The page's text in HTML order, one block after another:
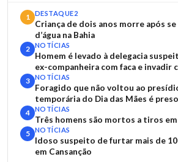
1 DESTAQUE2
Criança de dois anos morre após se
d’água na Bahia
2 NOTÍCIAS
Homem é levado à delegacia
ex-companheira com faca e invadir
3 NOTÍCIAS
Foragido que não voltou ao
temporária do Dia das Mães é
4 NOTÍCIAS
Três homens são mortos a tiros
5 NOTÍCIAS
Idoso suspeito de furtar mais de
em Cansanção